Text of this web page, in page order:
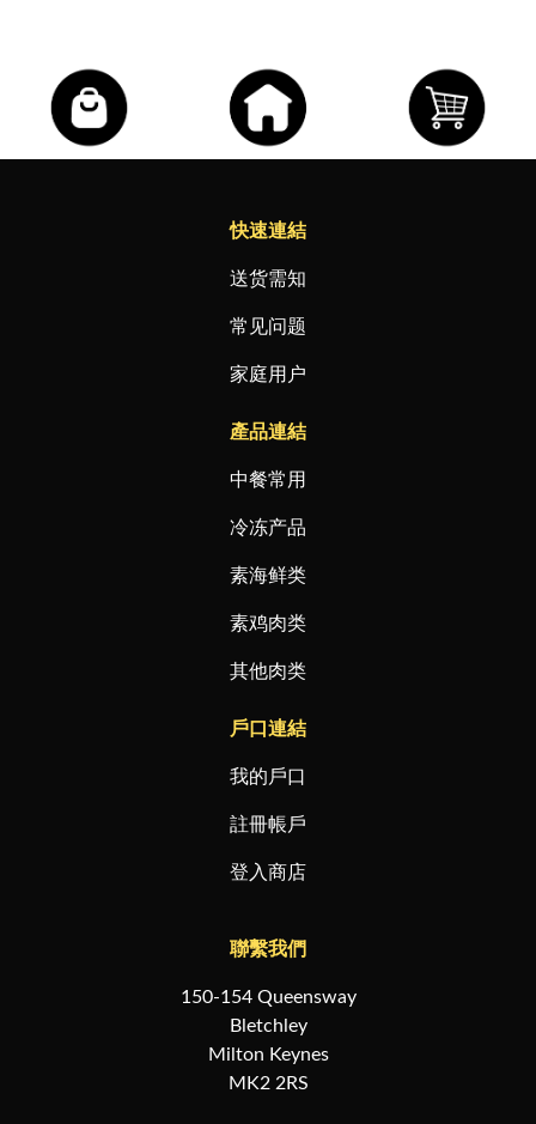
快速連結
送货需知
常见问题
家庭用户
產品連結
中餐常用
冷冻产品
素海鲜类
素鸡肉类
其他肉类
戶口連結
我的戶口
註冊帳戶
登入商店
聯繫我們
150-154 Queensway
Bletchley
Milton Keynes
MK2 2RS